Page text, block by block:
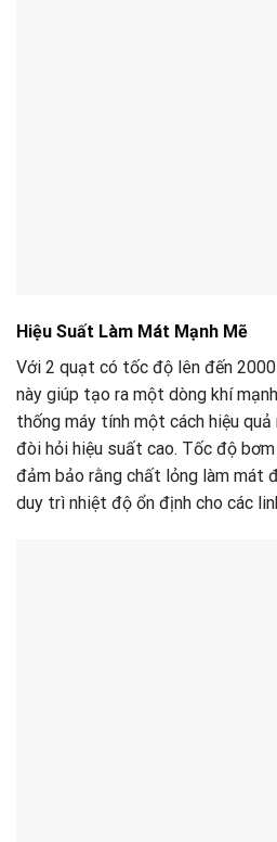
Hiệu Suất Làm Mát Mạnh Mẽ
Với 2 quạt có tốc độ lên đến
này giúp tạo ra một dòng khí
thống máy tính một cách hiệu
đòi hỏi hiệu suất cao. Tốc độ
đảm bảo rằng chất lỏng làm mát
duy trì nhiệt độ ổn định cho các